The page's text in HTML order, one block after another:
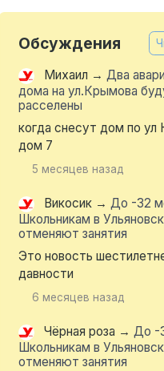
Обсуждения
Михаил → Два
дома на ул.Крымова
расселены
когда снесут дом по ул
дом 7
5 месяцев назад
Викосик → До -32
Школьникам в
отменяют занятия
Это новость
давности
6 месяцев назад
Чёрная роза → До -
Школьникам в
отменяют занятия